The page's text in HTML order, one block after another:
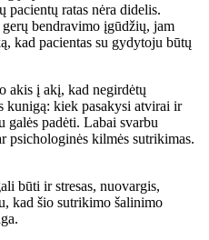
pacientų ratas nėra didelis.
bendravimo įgūdžių, jam
kad pacientas su gydytoju būtų
akis į akį, kad negirdėtų
kunigą: kiek pasakysi atvirai ir
galės padėti. Labai svarbu
psichologinės kilmės sutrikimas.
būti ir stresas, nuovargis,
kad šio sutrikimo šalinimo